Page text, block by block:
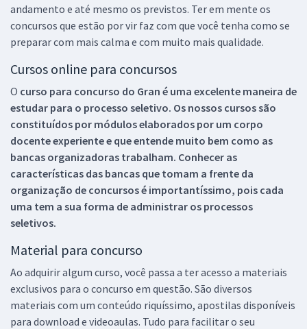
andamento e até mesmo os previstos. Ter em mente os
concursos que estão por vir faz com que você tenha como se
preparar com mais calma e com muito mais qualidade.
Cursos online para concursos
O curso para concurso do Gran é uma excelente maneira de
estudar para o processo seletivo. Os nossos cursos são
constituídos por módulos elaborados por um corpo
docente experiente e que entende muito bem como as
bancas organizadoras trabalham. Conhecer as
características das bancas que tomam a frente da
organização de concursos é importantíssimo, pois cada
uma tem a sua forma de administrar os processos
seletivos.
Material para concurso
Ao adquirir algum curso, você passa a ter acesso a materiais
exclusivos para o concurso em questão. São diversos
materiais com um conteúdo riquíssimo, apostilas disponíveis
para download e videoaulas. Tudo para facilitar o seu